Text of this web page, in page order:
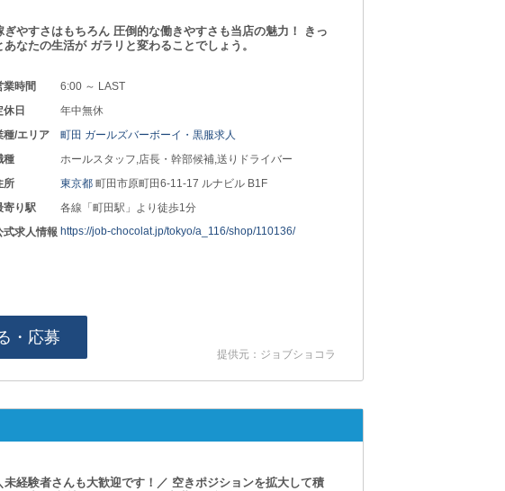
ぎやすさはもちろん 圧倒的な働きやすさも当店の魅力！ きっ
あなたの生活が ガラリと変わることでしょう。
業時間
6:00 ～ LAST
休日
年中無休
種/エリア
町田 ガールズバーボーイ・黒服求人
種
ホールスタッフ,店長・幹部候補,送りドライバー
所
東京都 町田市原町田6-11-17 ルナビル B1F
寄り駅
各線「町田駅」より徒歩1分
式求人情報 https://job-chocolat.jp/tokyo/a_116/shop/110136/
・応募
提供元：ジョブショコラ
未経験者さんも大歓迎です！／ 空きポジションを拡大して積